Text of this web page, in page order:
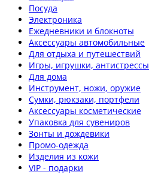
Посуда
Электроника
Ежедневники и блокноты
Аксессуары автомобильные
Для отдыха и путешествий
Игры, игрушки, антистрессы
Для дома
Инструмент, ножи, оружие
Сумки, рюкзаки, портфели
Аксессуары косметические
Упаковка для сувениров
Зонты и дождевики
Промо-одежда
Изделия из кожи
VIP - подарки